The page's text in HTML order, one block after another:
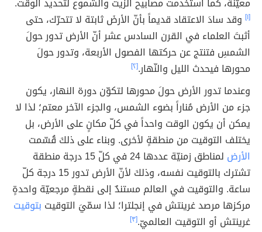
[١] وقد سادَ الاعتقاد قديماً بأنّ الأرضَ ثابتة لا تتحرّك، حتى
أثبتَ العلماء في القرن السادس عشر أنّ الأرض تدور حولَ
الشمسِ فتنتج عن حركتها الفصول الأربعة، وتدور حولَ
محورها فيحدث الليل والنّهار.[٢]
وعندما تدور الأرض حولَ محورها لتكوّن دورة النهار، يكون
جزء من الأرض مُناراً بضوء الشمس، والجزء الآخر معتم؛ لذا لا
يمكن أن يكون الوقت واحداً في كلّ مكانٍ على الأرض، بل
يختلف التوقيت من منطقةٍ لأخرى. وبناء على ذلكَ قُسّمت
الأرض
لمناطق زمنيّة عددها 24 في كلّ 15 درجة منطقة
تشترك بالتوقيت نفسه، وذلكَ لأنّ الأرض تدور 15 درجة كلّ
ساعة. والتوقيت في العالم مستندٌ إلى نقطةٍ مرجعيّة واحدةٍ
مركزها مرصد غرينتش في إنجلترا؛ لذا سمّيَ التوقيت بتوقيت
غرينتش أو التوقيت العالميّ.[٣]